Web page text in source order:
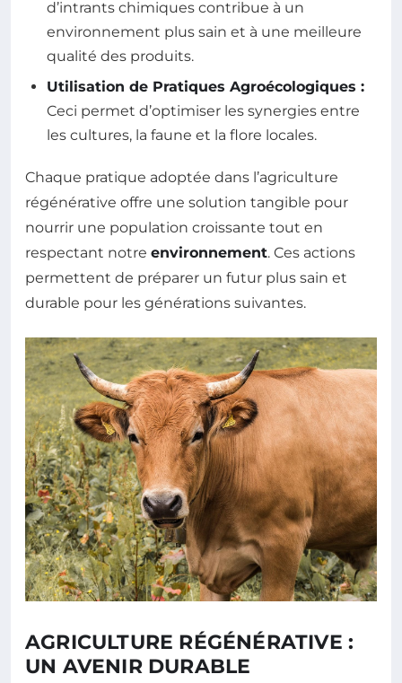
d’intrants chimiques contribue à un
environnement plus sain et à une meilleure
qualité des produits.
Utilisation de Pratiques Agroécologiques :
Ceci permet d’optimiser les synergies entre
les cultures, la faune et la flore locales.
Chaque pratique adoptée dans l’agriculture
régénérative offre une solution tangible pour
nourrir une population croissante tout en
respectant notre environnement. Ces actions
permettent de préparer un futur plus sain et
durable pour les générations suivantes.
AGRICULTURE RÉGÉNÉRATIVE :
UN AVENIR DURABLE